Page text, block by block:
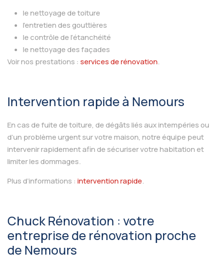
le nettoyage de toiture
l’entretien des gouttières
le contrôle de l’étanchéité
le nettoyage des façades
Voir nos prestations : services de rénovation.
Intervention rapide à Nemours
En cas de fuite de toiture, de dégâts liés aux intempéries ou
d’un problème urgent sur votre maison, notre équipe peut
intervenir rapidement afin de sécuriser votre habitation et
limiter les dommages.
Plus d’informations : intervention rapide.
Chuck Rénovation : votre
entreprise de rénovation proche
de Nemours